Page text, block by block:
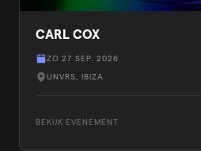
CARL COX
ZO 27 SEP. 2026
UNVRS, IBIZA
BEKIJK EVENEMENT